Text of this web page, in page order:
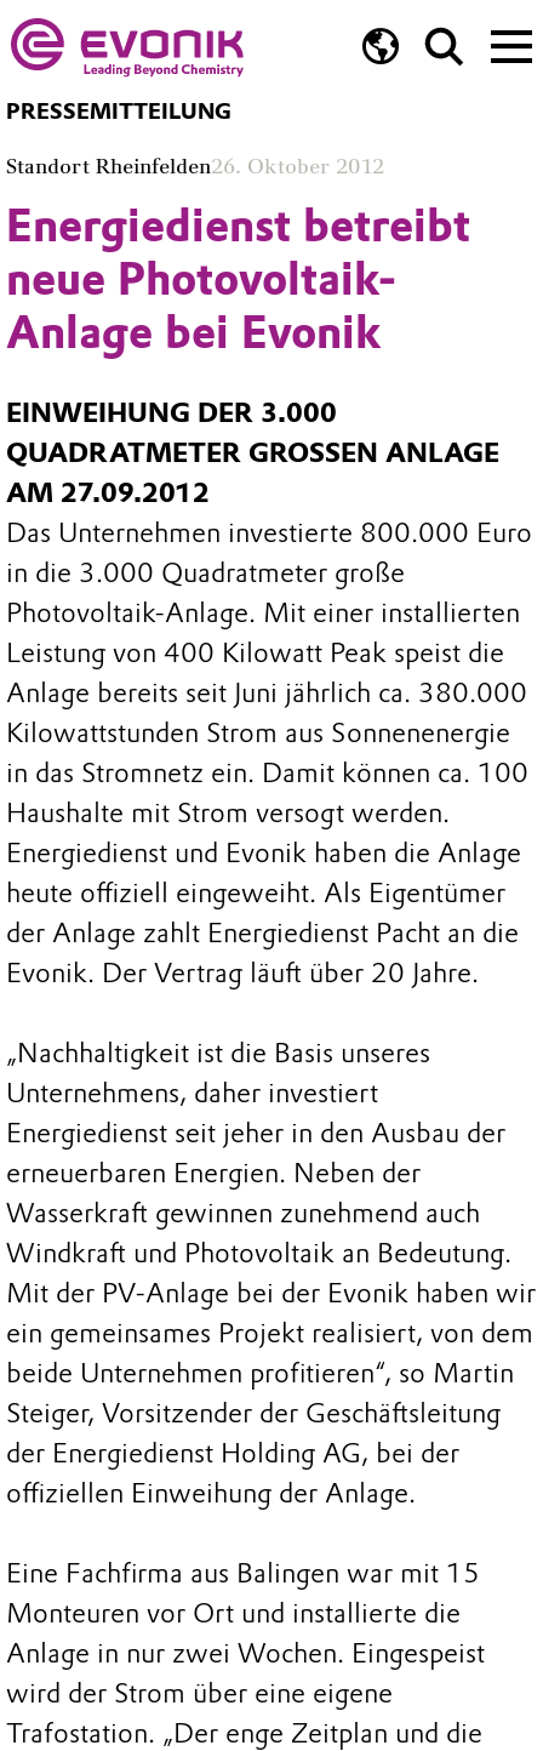
PRESSEMITTEILUNG
Standort Rheinfelden26. Oktober 2012
Energiedienst betreibt
neue Photovoltaik-
Anlage bei Evonik
EINWEIHUNG DER 3.000
QUADRATMETER GROSSEN ANLAGE A
M 27.09.2012
Das Unternehmen investierte 800.000 Euro
in die 3.000 Quadratmeter große
Photovoltaik-Anlage. Mit einer installierten
Leistung von 400 Kilowatt Peak speist die
Anlage bereits seit Juni jährlich ca. 380.000
Kilowattstunden Strom aus Sonnenenergie
in das Stromnetz ein. Damit können ca. 100
Haushalte mit Strom versogt werden.
Energiedienst und Evonik haben die Anlage
heute offiziell eingeweiht. Als Eigentümer
der Anlage zahlt Energiedienst Pacht an die
Evonik. Der Vertrag läuft über 20 Jahre.
„Nachhaltigkeit ist die Basis unseres
Unternehmens, daher investiert
Energiedienst seit jeher in den Ausbau der
erneuerbaren Energien. Neben der
Wasserkraft gewinnen zunehmend auch
Windkraft und Photovoltaik an Bedeutung.
Mit der PV-Anlage bei der Evonik haben wir
ein gemeinsames Projekt realisiert, von dem
beide Unternehmen profitieren“, so Martin
Steiger, Vorsitzender der Geschäftsleitung
der Energiedienst Holding AG, bei der
offiziellen Einweihung der Anlage.
Eine Fachfirma aus Balingen war mit 15
Monteuren vor Ort und installierte die
Anlage in nur zwei Wochen. Eingespeist
wird der Strom über eine eigene
Trafostation. „Der enge Zeitplan und die